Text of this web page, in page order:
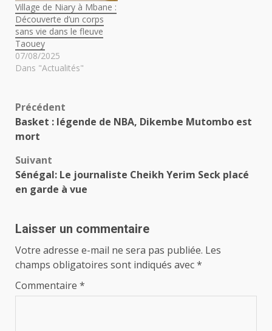
Village de Niary à Mbane :
Découverte d’un corps
sans vie dans le fleuve
Taouey
07/08/2025
Dans "Actualités"
Navigation
d’article
Précédent
Basket : légende de NBA, Dikembe Mutombo est
mort
Suivant
Sénégal: Le journaliste Cheikh Yerim Seck placé
en garde à vue
Laisser un commentaire
Votre adresse e-mail ne sera pas publiée. Les
champs obligatoires sont indiqués avec*
Commentaire *